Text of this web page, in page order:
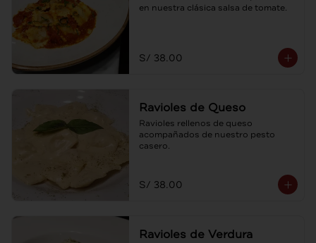
en nuestra clásica salsa de tomate.
S/ 38.00
Ravioles de Queso
Ravioles rellenos de queso
acompañados de nuestro pesto
casero.
S/ 38.00
Ravioles de Verdura